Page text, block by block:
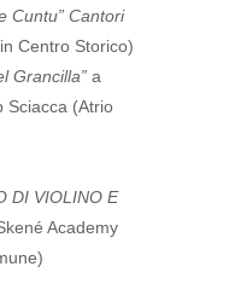
Cuntu” Cantori
Centro Storico)
Grancilla” a
Sciacca (Atrio
DI VIOLINO E
Academy